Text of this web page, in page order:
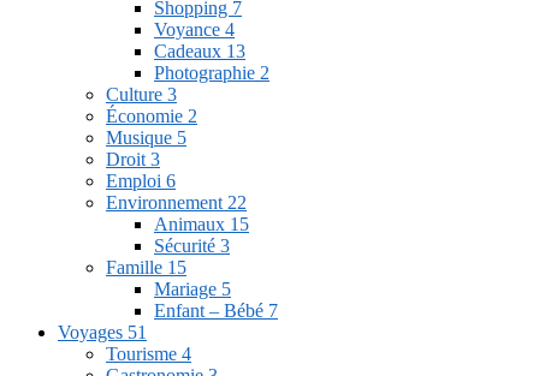
Shopping 7
Voyance 4
Cadeaux 13
Photographie 2
Culture 3
Économie 2
Musique 5
Droit 3
Emploi 6
Environnement 22
Animaux 15
Sécurité 3
Famille 15
Mariage 5
Enfant – Bébé 7
Voyages 51
Tourisme 4